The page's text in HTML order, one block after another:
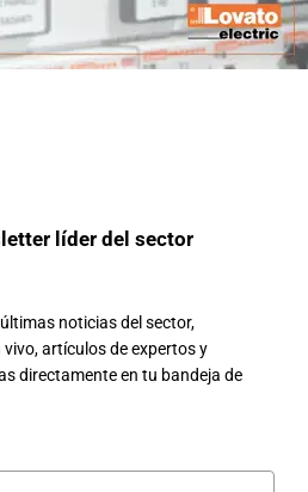
líder del sector
noticias del sector,
artículos de expertos y
directamente en tu bandeja de